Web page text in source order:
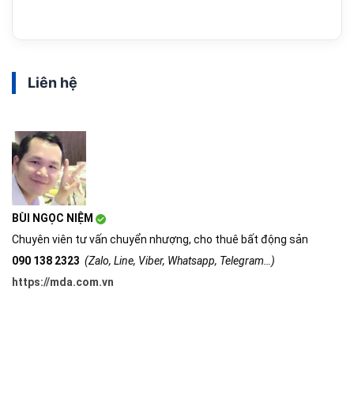
Liên hệ
BÙI NGỌC NIỆM
Chuyên viên tư vấn chuyển nhượng, cho thuê bất động sản
090 138 2323 (Zalo, Line, Viber, Whatsapp, Telegram…)
https://mda.com.vn